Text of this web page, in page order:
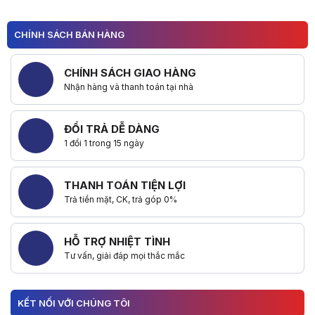
CHÍNH SÁCH BÁN HÀNG
CHÍNH SÁCH GIAO HÀNG
Nhận hàng và thanh toán tại nhà
ĐỔI TRẢ DỄ DÀNG
1 đổi 1 trong 15 ngày
THANH TOÁN TIỆN LỢI
Trả tiền mặt, CK, trả góp 0%
HỖ TRỢ NHIỆT TÌNH
Tư vấn, giải đáp mọi thắc mắc
KẾT NỐI VỚI CHÚNG TÔI